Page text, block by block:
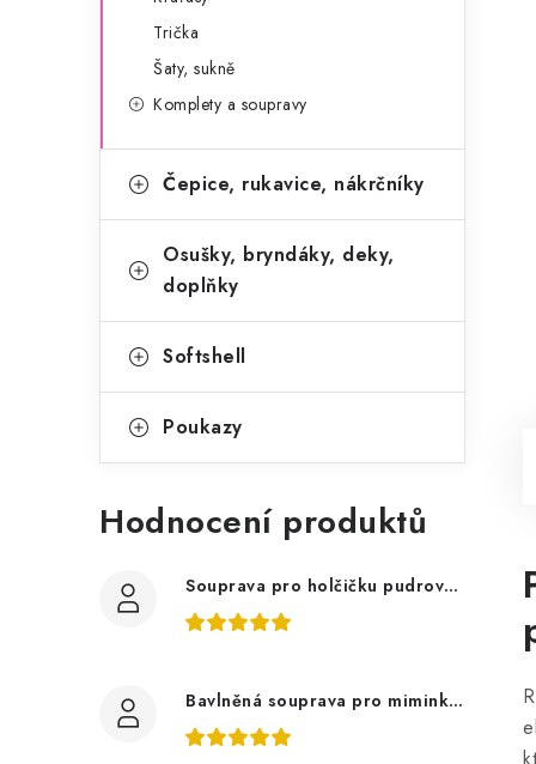
Trička
Šaty, sukně
Komplety a soupravy
Čepice, rukavice, nákrčníky
Osušky, bryndáky, deky,
doplňky
Softshell
Poukazy
Hodnocení produktů
Souprava pro holčičku pudrově růžová, ptáčci květy
Bavlněná souprava pro miminko, zvířátka v lese